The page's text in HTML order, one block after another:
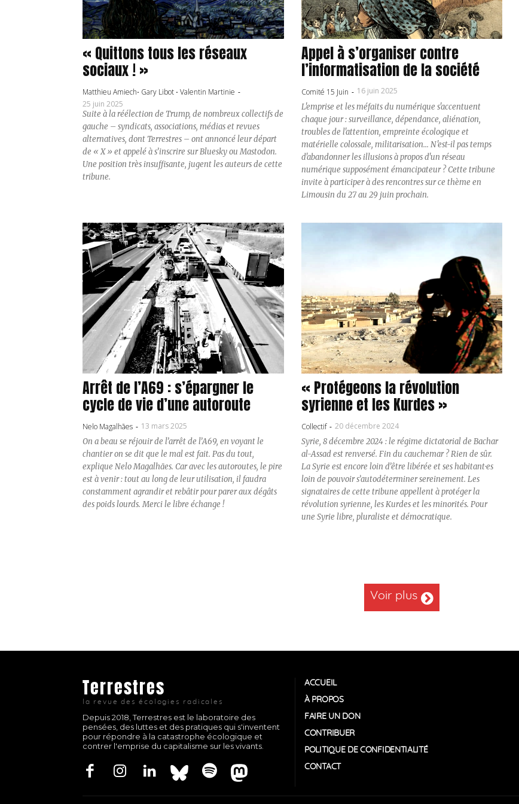
« Quittons tous les réseaux
sociaux ! »
Matthieu Amiech· Gary Libot ·Valentin Martinie -
25 juin 2025
Suite à la réélection de Trump, de nombreux collectifs de
gauche – syndicats, associations, médias et revues
alternatives, dont Terrestres – ont annoncé leur départ
de « X » et appelé à s’inscrire sur Bluesky ou Mastodon.
Une position très insuffisante, jugent les auteurs de cette
tribune.
Appel à s’organiser contre
l’informatisation de la société
Comité 15 Juin - 16 juin 2025
L'emprise et les méfaits du numérique s'accentuent
chaque jour : surveillance, dépendance, aliénation,
troubles de l'attention, empreinte écologique et
matérielle colossale, militarisation... N'est-il pas temps
d'abandonner les illusions à propos d'un réseau
numérique supposément émancipateur ? Cette tribune
invite à participer à des rencontres sur ce thème en
Limousin du 27 au 29 juin prochain.
Arrêt de l’A69 : s’épargner le
cycle de vie d’une autoroute
Nelo Magalhães - 13 mars 2025
On a beau se réjouir de l’arrêt de l’A69, en voyant le
chantier on se dit que le mal est fait. Pas du tout,
explique Nelo Magalhães. Car avec les autoroutes, le pire
est à venir : tout au long de leur utilisation, il faudra
constamment agrandir et rebâtir pour parer aux dégâts
des poids lourds. Merci le libre échange !
« Protégeons la révolution
syrienne et les Kurdes »
Collectif - 20 décembre 2024
Syrie, 8 décembre 2024 : le régime dictatorial de Bachar
al-Assad est renversé. Fin du cauchemar ? Rien de sûr.
La Syrie est encore loin d’être libérée et ses habitant·es
loin de pouvoir s’autodéterminer sereinement. Les
signataires de cette tribune appellent à protéger la
révolution syrienne, les Kurdes et les minorités. Pour
une Syrie libre, pluraliste et démocratique.
Voir plus
Terrestres
la revue des écologies radicales
Depuis 2018, Terrestres est le laboratoire des
pensées, des luttes et des pratiques qui s'inventent
pour répondre à la catastrophe écologique et
contrer l'emprise du capitalisme sur les vivants.
ACCUEIL
À PROPOS
FAIRE UN DON
CONTRIBUER
POLITIQUE DE CONFIDENTIALITÉ
CONTACT